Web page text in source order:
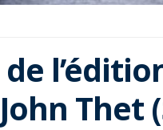
Thet